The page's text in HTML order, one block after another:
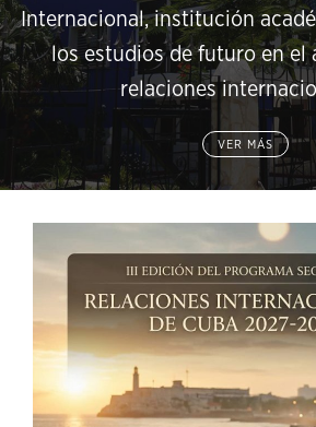
Internacional, institución
los estudios de futuro en el
relaciones
VER MÁS